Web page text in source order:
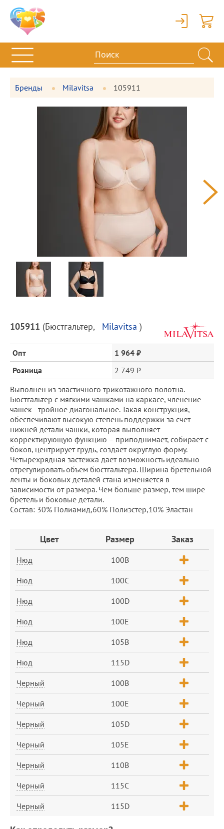
Вход
Бренды Milavitsa 105911
Фотографии
товара
Большая
Описание
товара
и
цена
105911 (Бюстгальтер, Milavitsa )
Опт
1 964 ₽
Розница
2 749 ₽
Выполнен из эластичного трикотажного полотна.
Бюстгальтер с мягкими чашками на каркасе, членение
чашек - тройное диагональное. Такая конструкция,
обеспечивают высокую степень поддержки за счет
нижней детали чашки, которая выполняет
корректирующую функцию – приподнимает, собирает с
боков, центрирует грудь, создает округлую форму.
Четырехрядная застежка дает возможность идеально
отрегулировать объем бюстгальтера. Ширина бретельной
ленты и боковых деталей стана изменяется в
зависимости от размера. Чем больше размер, тем шире
бретель и боковые детали.
Состав: 30% Полиамид,60% Полиэстер,10% Эластан
ЗаказЦвет Размер Заказ
Нюд 100B
Нюд 100C
Нюд 100D
Нюд 100E
Нюд 105B
Нюд 115D
Черный 100B
Черный 100E
Черный 105D
Черный 105E
Черный 110B
Черный 115C
Черный 115D